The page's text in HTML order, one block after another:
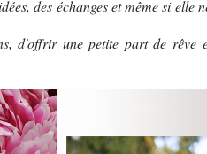
des échanges et même si elle
d'offrir une petite part de rêve